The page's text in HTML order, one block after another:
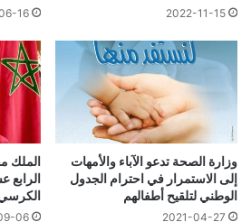
2022-11-15
16
وزارة الصحة تدعو الآباء والأمهات
إلى الاستمرار في احترام الجدول
الوطني لتلقيح أطفالهم
2021-04-27
الملك
الرابع
الكرسي
06